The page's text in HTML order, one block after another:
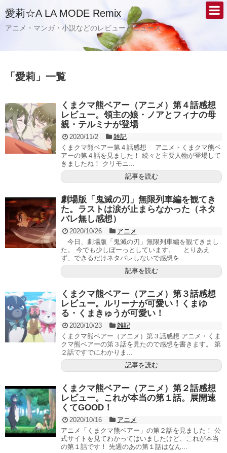
愛莉☆A LA MODE Remix
アニメ・マンガ・小説などのレビューとニュース
「 愛莉 」 一覧
くまクマ熊ベアー（アニメ）第４話感想
レビュー。領主の娘・ノアとフィナの母
親・テルミナが登場
2020/11/2
雑記
くまクマ熊ベアー第４話感想 アニメ・くまクマ熊ベ
アーの第４話を見ました！ 続々と主要人物が登場して
きましたね！ クリモニ...
記事を読む
劇場版「鬼滅の刃」無限列車編を観てき
た。ラストは涙が止まらなかった（ネタ
バレ無し感想）
2020/10/26
アニメ
今日、劇場版「鬼滅の刃」無限列車編を観てきまし
た。 今でも少しぼーっとしています。 とりあえ
ず、できるだけネタバレしないで感想を...
記事を読む
くまクマ熊ベアー（アニメ）第３話感想
レビュー。ルリーナが可愛い！くまゆ
る・くまきゅうが可愛い！
2020/10/23
雑記
くまクマ熊ベアー（アニメ）第３話感想 アニメ・くま
クマ熊ベアーの第３話を見たので感想を書きます。 第
２話ですでにわかりま...
記事を読む
くまクマ熊ベアー（アニメ）第２話感想
レビュー。これが本当の第１話。展開速
くてGOOD！
2020/10/16
アニメ
アニメ「くまクマ熊ベアー」の第２話を見ました！ 公
式サイトを見てわかってはいましたけど、これが本当
の第１話です！ 先週のあの第１話はなん...